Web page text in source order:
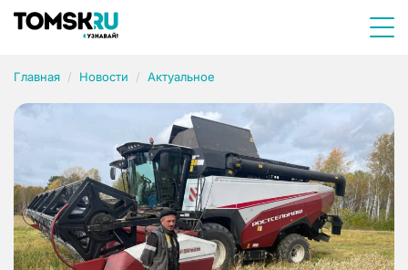
Главная Новости Актуальное